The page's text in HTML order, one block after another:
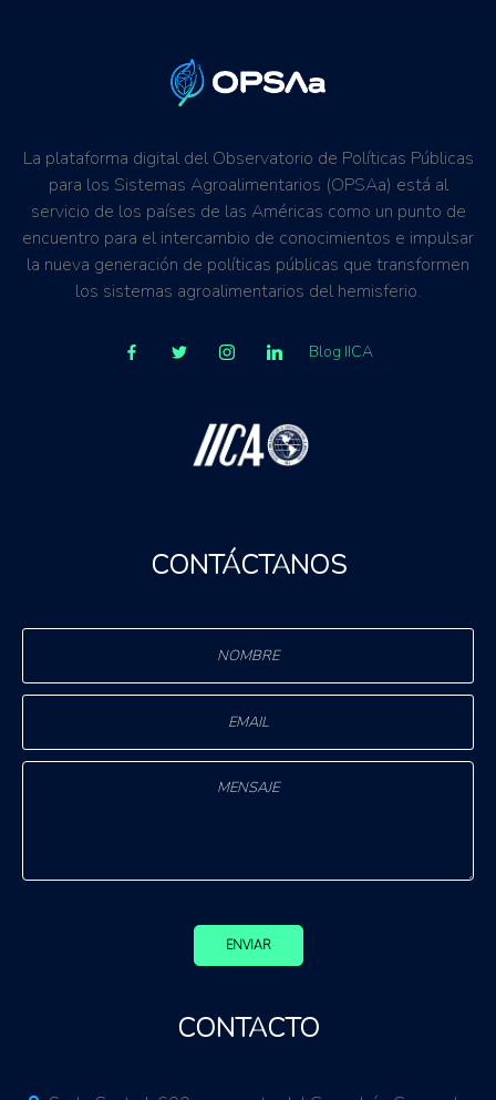
La plataforma digital del Observatorio de Políticas Públicas
para los Sistemas Agroalimentarios (OPSAa) está al
servicio de los países de las Américas como un punto de
encuentro para el intercambio de conocimientos e impulsar
la nueva generación de políticas públicas que transformen
los sistemas agroalimentarios del hemisferio.
Blog IICA
CONTÁCTANOS
ENVIAR
CONTACTO